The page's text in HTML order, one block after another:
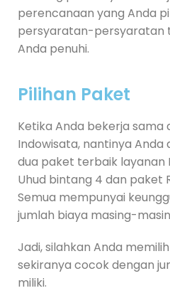
perencanaan yang Anda
persyaratan-persyaratan
Anda penuhi.
Pilihan Paket
Ketika Anda bekerja sama
Indowisata, nantinya
dua paket terbaik layanan
Uhud bintang 4 dan paket
Semua mempunyai
jumlah biaya masing-
Jadi, silahkan Anda
sekiranya cocok dengan
miliki.